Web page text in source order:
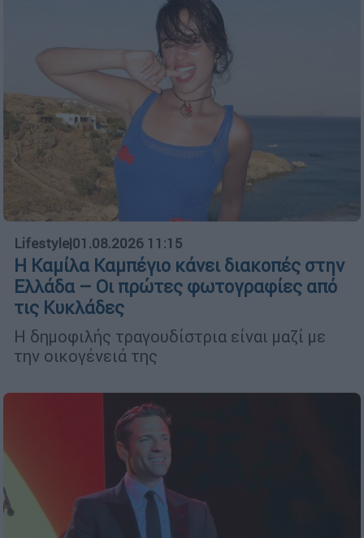
Lifestyle|01.08.2026 11:15
Η Καμίλα Καμπέγιο κάνει διακοπές στην
Ελλάδα – Οι πρώτες φωτογραφίες από
τις Κυκλάδες
H δημοφιλής τραγουδίστρια είναι μαζί με
την οικογένειά της